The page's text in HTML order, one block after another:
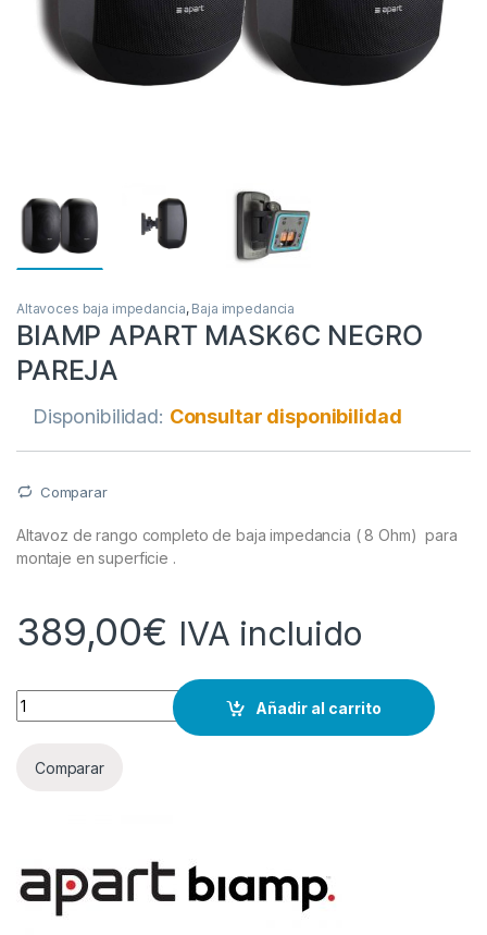
Altavoces baja impedancia, Baja impedancia
BIAMP APART MASK6C NEGRO
PAREJA
Disponibilidad: Consultar disponibilidad
Comparar
Altavoz de rango completo de baja impedancia ( 8 Ohm) para
montaje en superficie .
389,00€ IVA incluido
Cantidad
Añadir al carrito
Comparar